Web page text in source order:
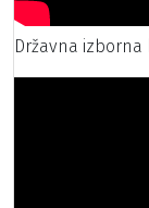
Državna izborna